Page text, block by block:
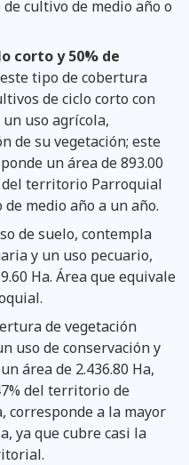
cultivo de medio año o
corto y 50% de
tipo de cobertura
de ciclo corto con
uso agrícola,
de su vegetación; este
un área de 893.00
del territorio Parroquial
medio año a un año.
de suelo, contempla
y un uso pecuario,
Ha. Área que equivale
de vegetación
uso de conservación y
área de 2.436.80 Ha,
del territorio de
corresponde a la mayor
ya que cubre casi la